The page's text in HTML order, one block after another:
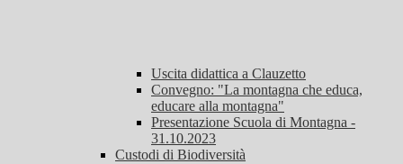
Uscita didattica a Clauzetto
Convegno: "La montagna che educa,
educare alla montagna"
Presentazione Scuola di Montagna -
31.10.2023
Custodi di Biodiversità